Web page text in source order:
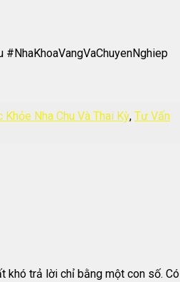
#NhaKhoaVangVaChuyenNghiep
Khỏe Nha Chu Và Thai Kỳ, Tư Vấn
khó trả lời chỉ bằng một con số. Có